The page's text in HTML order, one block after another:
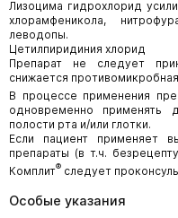
Лизоцима гидрохлорид
хлорамфеникола,
леводопы.
Цетилпиридиния хлорид
Препарат не следует
снижается
В процессе применения
одновременно применять
полости рта и/или глотки.
Если пациент применяет
препараты (в т.ч.
Комплит® следует
Особые указания